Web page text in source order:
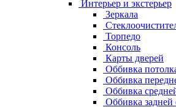
Интерьер и экстерьер
Зеркала
Торпедо
Консоль
Карты дверей
Оббивка
Оббивка
Оббивка
Оббивка задней